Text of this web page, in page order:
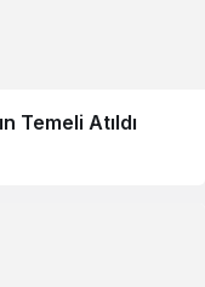
Temeli Atıldı